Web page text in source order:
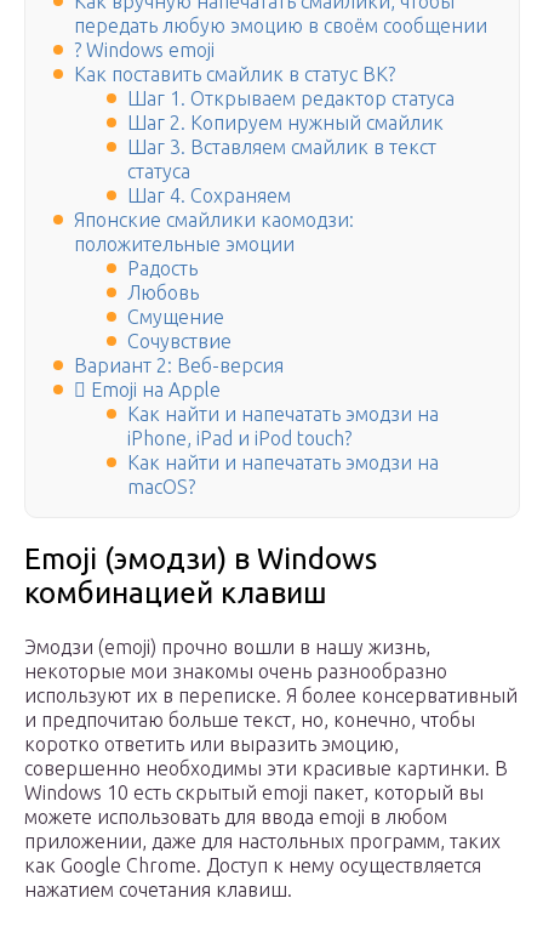
передать любую эмоцию в своём сообщении
? Windows emoji
Как поставить смайлик в статус ВК?
Шаг 1. Открываем редактор статуса
Шаг 2. Копируем нужный смайлик
Шаг 3. Вставляем смайлик в текст
статуса
Шаг 4. Сохраняем
Японские смайлики каомодзи:
положительные эмоции
Радость
Любовь
Смущение
Сочувствие
Вариант 2: Веб-версия
 Emoji на Apple
Как найти и напечатать эмодзи на
iPhone, iPad и iPod touch?
Как найти и напечатать эмодзи на
macOS?
Emoji (эмодзи) в Windows
комбинацией клавиш
Эмодзи (emoji) прочно вошли в нашу жизнь,
некоторые мои знакомы очень разнообразно
используют их в переписке. Я более консервативный
и предпочитаю больше текст, но, конечно, чтобы
коротко ответить или выразить эмоцию,
совершенно необходимы эти красивые картинки. В
Windows 10 есть скрытый emoji пакет, который вы
можете использовать для ввода emoji в любом
приложении, даже для настольных программ, таких
как Google Chrome. Доступ к нему осуществляется
нажатием сочетания клавиш.